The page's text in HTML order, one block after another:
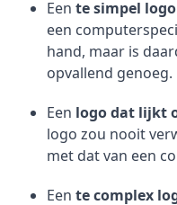
Een te simpel logo
een
hand, maar is
opvallend genoeg.
Een logo dat lijkt
logo zou nooit
met dat van een
Een te complex